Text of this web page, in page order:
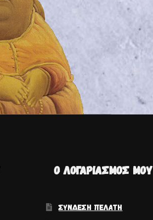
Ο ΛΟΓΑΡΙΑΣΜΌΣ ΜΟΥ
ΣΎΝΔΕΣΗ ΠΕΛΆΤΗ